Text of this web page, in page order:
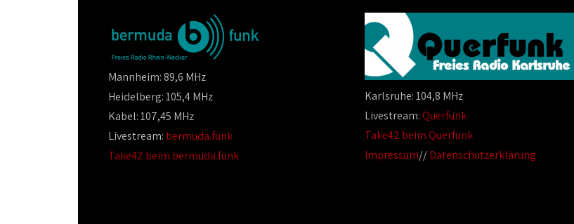
Mannheim: 89,6 MHz
Heidelberg: 105,4 MHz
Kabel: 107,45 MHz
Livestream: bermuda.funk
Take42 beim bermuda.funk
Karlsruhe: 104,8 MHz
Livestream:Querfunk
Take42 beim Querfunk
Impressum//Datenschutzerklärung